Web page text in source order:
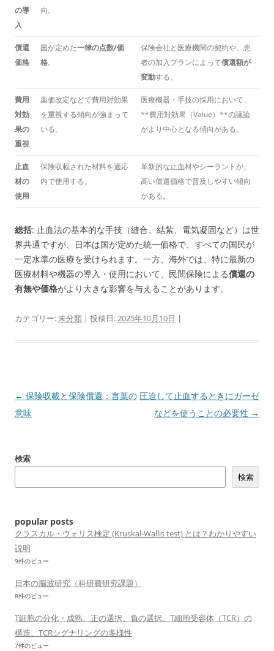
の導
入
向。
償還
価格
国が定めた一律の点数/価
格。
保険会社と医療機関の契約や、患
者の加入プランによって償還額が
変動する。
費用
対効
果の
重視
薬価改定などで費用対効果
を重視する傾向が強まって
いる。
医療機器・手技の採用において、
**費用対効果（Value）**の議論
がより中心となる傾向がある。
止血
材の
使用
保険収載された材料を適応
内で使用する。
革新的な止血材やシーラントが、
高い償還価格で普及しやすい傾向
がある。
総括: 止血法の基本的な手技（縫合、結紮、電気凝固など）は世
界共通ですが、日本は国が定めた統一価格で、すべての国民が
一定水準の医療を受けられます。一方、海外では、特に最新の
医療材料や機器の導入・使用において、民間保険による償還の
有無や価格がより大きな影響を与えることがあります。
カテゴリー:未分類 | 投稿日:2025年10月10日 |
投
稿
ゲ
ン
← 保険収載と保険償還：言葉の
意味
圧迫して止血するときにガーゼ
などを使うことの必要性 →
検索
検索
popular posts
クラスカル・ウォリス検定 (Kruskal-Wallis test) とは？わかりやすい
説明
9件のビュー
日本の脳波研究（科研費研究課題）
8件のビュー
T細胞の分化・成熟、正の選択、負の選択、T細胞受容体（TCR）の
構造、TCRシグナリングの多様性
7件のビュー